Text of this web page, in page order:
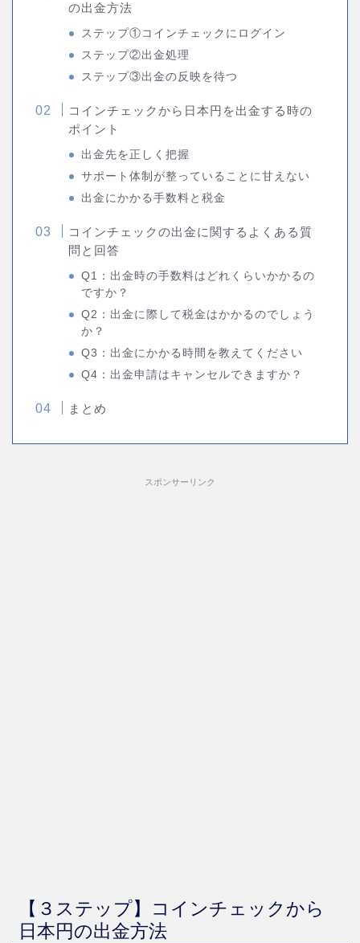
の出金方法
ステップ①コインチェックにログイン
ステップ②出金処理
ステップ③出金の反映を待つ
コインチェックから日本円を出金する時の
ポイント
出金先を正しく把握
サポート体制が整っていることに甘えない
出金にかかる手数料と税金
コインチェックの出金に関するよくある質
問と回答
Q1：出金時の手数料はどれくらいかかるの
ですか？
Q2：出金に際して税金はかかるのでしょう
か？
Q3：出金にかかる時間を教えてください
Q4：出金申請はキャンセルできますか？
まとめ
スポンサーリンク
【３ステップ】コインチェックから
日本円の出金方法